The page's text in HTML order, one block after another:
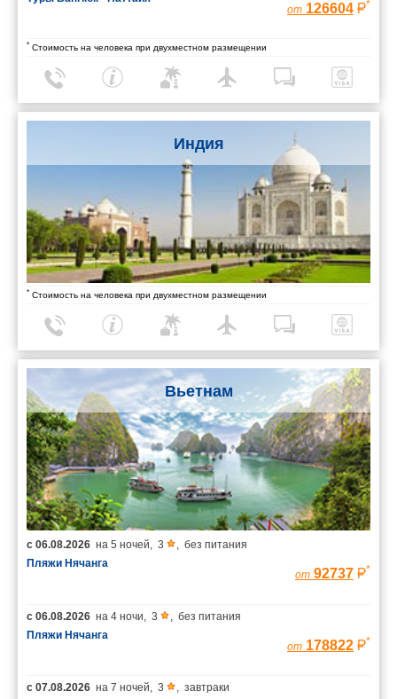
от 126604 *
* Стоимость на человека при двухместном размещении
Индия
* Стоимость на человека при двухместном размещении
Вьетнам
с 06.08.2026 на 5 ночей, 3 , без питания
Пляжи Нячанга
от 92737 *
с 06.08.2026 на 4 ночи, 3 , без питания
Пляжи Нячанга
от 178822 *
с 07.08.2026 на 7 ночей, 3 , завтраки